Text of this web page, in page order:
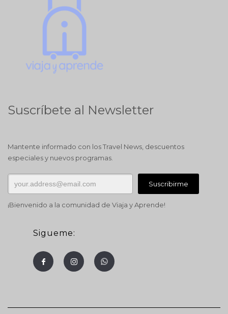
Suscríbete al Newsletter
Mantente informado con los Travel News, descuentos
especiales y nuevos programas.
¡Bienvenido a la comunidad de Viaja y Aprende!
Sigueme: